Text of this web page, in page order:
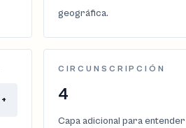
geográfica.
+
CIRCUNSCRIPCIÓN
4
Capa adicional para entender